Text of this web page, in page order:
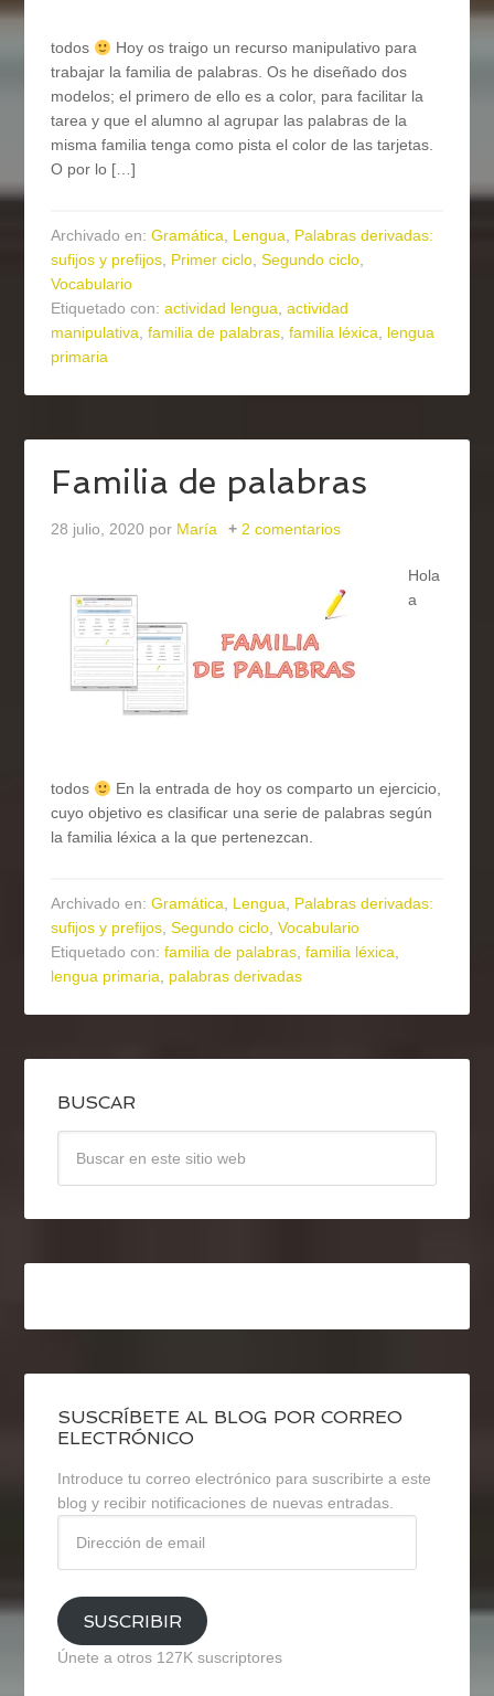
todos
Hoy os traigo un recurso manipulativo para
trabajar la familia de palabras. Os he diseñado dos
modelos; el primero de ello es a color, para facilitar la
tarea y que el alumno al agrupar las palabras de la
misma familia tenga como pista el color de las tarjetas.
O por lo […]
Archivado en:Gramática, Lengua, Palabras derivadas:
sufijos y prefijos, Primer ciclo,Segundo ciclo,
Vocabulario
Etiquetado con:actividad lengua,actividad
manipulativa,familia de palabras,familia léxica, lengua
primaria
Familia de palabras
28 julio, 2020 por María 2 comentarios
Hola
a
todos
En la entrada de hoy os comparto un ejercicio,
cuyo objetivo es clasificar una serie de palabras según
la familia léxica a la que pertenezcan.
Archivado en:Gramática, Lengua, Palabras derivadas:
sufijos y prefijos,Segundo ciclo,Vocabulario
Etiquetado con:familia de palabras,familia léxica,
lengua primaria, palabras derivadas
BUSCAR
SUSCRÍBETE AL BLOG POR CORREO
ELECTRÓNICO
Introduce tu correo electrónico para suscribirte a este
blog y recibir notificaciones de nuevas entradas.
email
SUSCRIBIR
Únete a otros 127K suscriptores